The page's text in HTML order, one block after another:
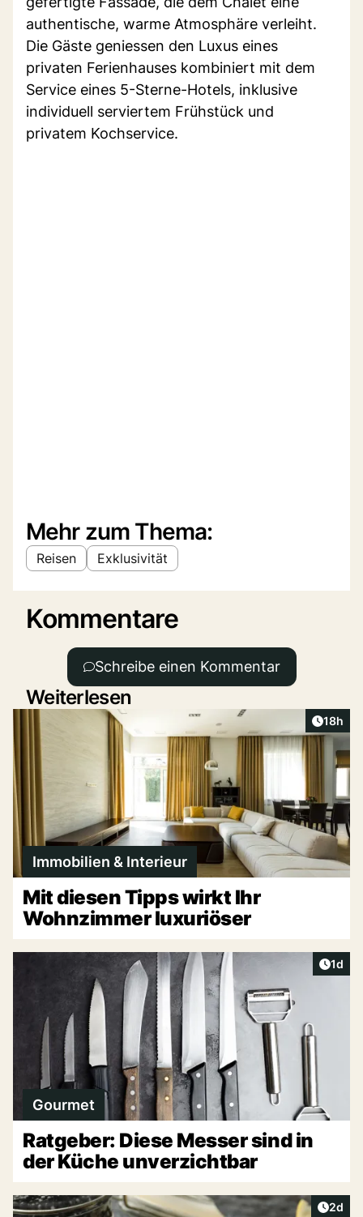
authentische, warme Atmosphäre verleiht.
Die Gäste geniessen den Luxus eines
privaten Ferienhauses kombiniert mit dem
Service eines 5-Sterne-Hotels, inklusive
individuell serviertem Frühstück und
privatem Kochservice.
Mehr zum Thema:
Reisen Exklusivität
Kommentare
Schreibe einen Kommentar
Weiterlesen
Artikel
18h
Immobilien & Interieur
Mit diesen Tipps wirkt Ihr
Wohnzimmer luxuriöser
1d
Gourmet
Ratgeber: Diese Messer sind in
der Küche unverzichtbar
2d